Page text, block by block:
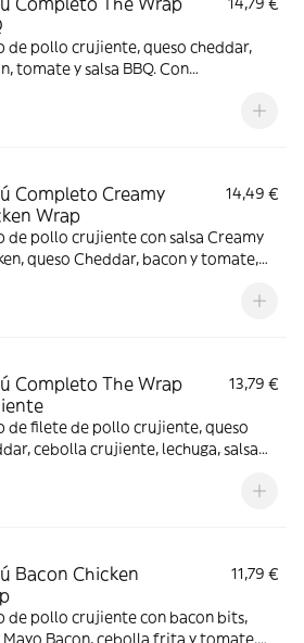
de pollo crujiente, queso cheddar,
tomate y salsa BBQ. Con
Completo Creamy
Wrap
14,49 €
de pollo crujiente con salsa Creamy
queso Cheddar, bacon y tomate,
Sabor completo de principio a fin.
Completo The Wrap
13,79 €
de filete de pollo crujiente, queso
cebolla crujiente, lechuga, salsa
Bacon Chicken
11,79 €
de pollo crujiente con bacon bits,
Mayo Bacon, cebolla frita y tomate.